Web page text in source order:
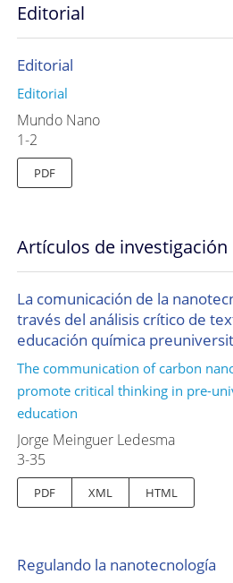
Editorial
Editorial
Editorial
Mundo Nano
1-2
PDF
Artículos de investigación
La comunicación de la
través del análisis crítico de
educación química
The communication of carbon
promote critical thinking in pre-
education
Jorge Meinguer Ledesma
3-35
PDF XML HTML
Regulando la nanotecnología